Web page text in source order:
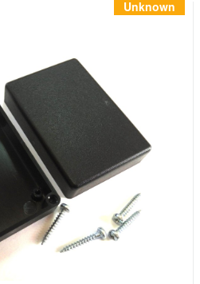
OSMO
Ножи
Услуги
Unknown